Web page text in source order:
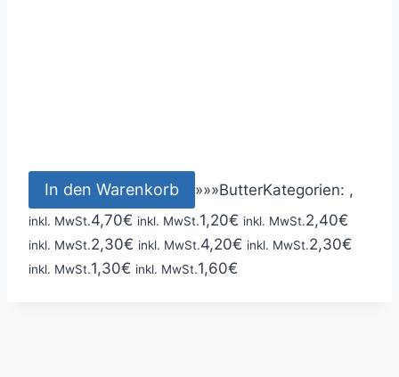
In den Warenkorb »»»ButterKategorien: ,
inkl. MwSt.4,70€ inkl. MwSt.1,20€ inkl. MwSt.2,40€
inkl. MwSt.2,30€ inkl. MwSt.4,20€ inkl. MwSt.2,30€
inkl. MwSt.1,30€ inkl. MwSt.1,60€